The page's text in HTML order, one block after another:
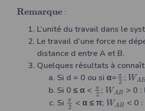
Remarque :
L’unité du travail dans le
Le travail d’une force ne
distance d entre A et B.
Quelques résultats à
Si d = 0 ou si α= π
2 ; WA
Si 0 ≤ α <
π
2 ; WAB > 0
Si
π
2 < α ≤ π; WAB < 0